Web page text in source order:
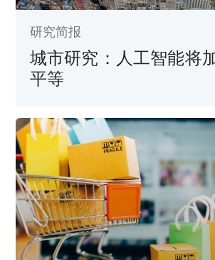
研究简报
城市研究：人工智能将
平等